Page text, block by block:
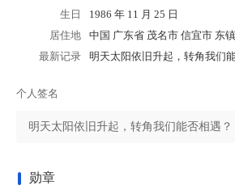
生日
1986 年 11 月 25 日
居住地
中国 广东省 茂名市 信宜市 东
最新记录
明天太阳依旧升起，转角我们
个人签名
明天太阳依旧升起，转角我们能否相遇？
勋章